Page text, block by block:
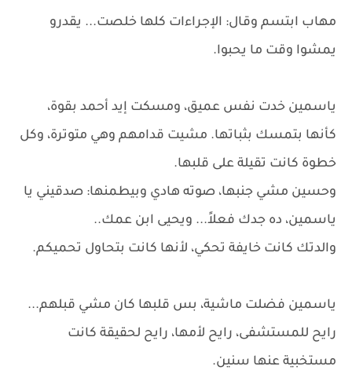
مهاب ابتسم وقال: الإجراءات كلها خلصت... يقدرو
يمشوا وقت ما يحبوا.
ياسمين خدت نفس عميق، ومسكت إيد أحمد بقوة،
كأنها بتمسك بثباتها. مشيت قدامهم وهي متوترة، وكل
خطوة كانت تقيلة على قلبها.
وحسين مشي جنبها، صوته هادي وبيطمنها: صدقيني يا
ياسمين، ده جدك فعلاً... ويحيى ابن عمك..
والدتك كانت خايفة تحكي، لأنها كانت بتحاول تحميكم.
ياسمين فضلت ماشية، بس قلبها كان مشي قبلهم...
رايح للمستشفى، رايح لأمها، رايح لحقيقة كانت
مستخبية عنها سنين.